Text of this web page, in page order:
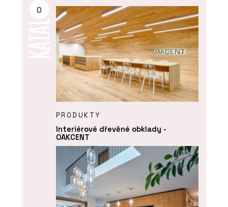
O
PRODUKTY
Interiérové dřevěné obklady -
OAKCENT